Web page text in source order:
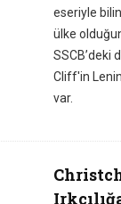
eseriyle
ülke
SSCB’deki
Cliff'in
var.